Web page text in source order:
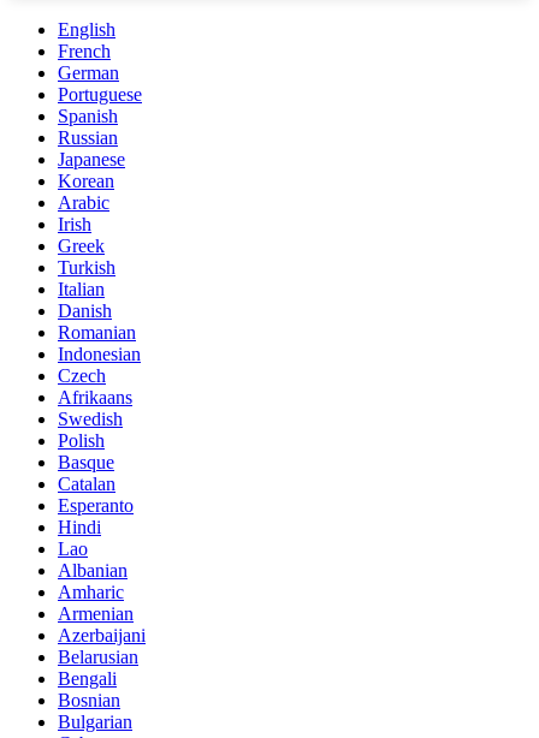
English
French
German
Portuguese
Spanish
Russian
Japanese
Korean
Arabic
Irish
Greek
Turkish
Italian
Danish
Romanian
Indonesian
Czech
Afrikaans
Swedish
Polish
Basque
Catalan
Esperanto
Hindi
Lao
Albanian
Amharic
Armenian
Azerbaijani
Belarusian
Bengali
Bosnian
Bulgarian